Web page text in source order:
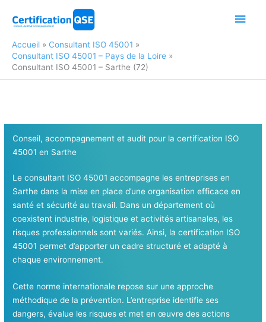
Accueil
Consultant ISO 45001
Consultant ISO 45001 – Pays de la Loire
Consultant ISO 45001 – Sarthe (72)
Conseil, accompagnement et audit pour la certification ISO
45001 en Sarthe
Le consultant ISO 45001 accompagne les entreprises en
Sarthe dans la mise en place d’une organisation efficace en
santé et sécurité au travail. Dans un département où
coexistent industrie, logistique et activités artisanales, les
risques professionnels sont variés. Ainsi, la certification ISO
45001 permet d’apporter un cadre structuré et adapté à
chaque environnement.
Cette norme internationale repose sur une approche
méthodique de la prévention. L’entreprise identifie ses
dangers, évalue les risques et met en œuvre des actions